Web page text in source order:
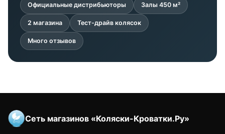
Официальные дистрибьюторы Залы 450 м²
2 магазина Тест-драйв колясок
Много отзывов
Сеть магазинов «Коляски-Кроватки.Ру»